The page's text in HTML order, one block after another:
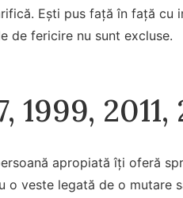
Ești pus față în față cu
de fericire nu sunt excluse.
1999, 2011,
apropiată îți oferă
veste legată de o mutare